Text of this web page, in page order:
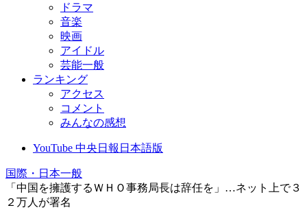
ドラマ
音楽
映画
アイドル
芸能一般
ランキング
アクセス
コメント
みんなの感想
YouTube 中央日報日本語版
国際・日本一般
「中国を擁護するＷＨＯ事務局長は辞任を」…ネット上で３
２万人が署名